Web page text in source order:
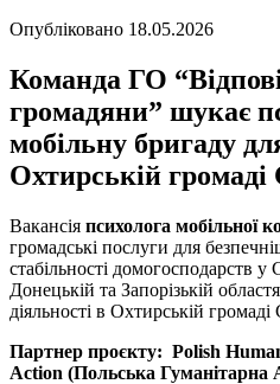
Опубліковано 18.05.2026
Команда ГО
громадяни” шукає
мобільну бригаду
Охтирській громаді
Вакансія психолога мобільної
громадські послуги для
стабільності домогосподарств
Донецькій та Запорізькій
діяльності в Охтирській громаді
Партнер проєкту: Polish
Action (Польська Гуманітарна